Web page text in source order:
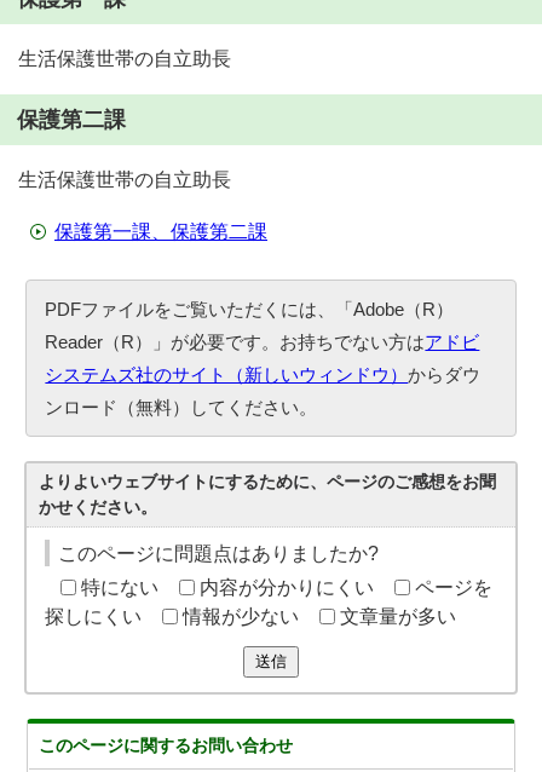
生活保護世帯の自立助長
保護第二課
生活保護世帯の自立助長
保護第一課、保護第二課
PDFファイルをご覧いただくには、「Adobe（R）
Reader（R）」が必要です。お持ちでない方はアドビ
システムズ社のサイト（新しいウィンドウ）からダウ
ンロード（無料）してください。
よりよいウェブサイトにするために、ページのご感想をお聞
かせください。
このページに問題点はありましたか?
特にない
内容が分かりにくい
ページを
探しにくい
情報が少ない 文章量が多い
送信
このページに関するお問い合わせ